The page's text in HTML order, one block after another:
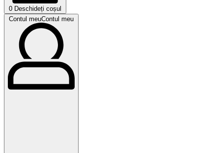
0 Deschideți coșul
Contul meuContul meu